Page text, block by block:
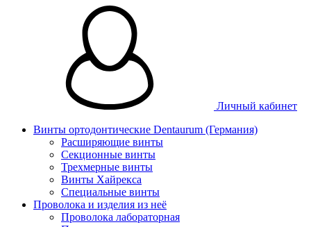
Личный кабинет
Винты ортодонтические Dentaurum (Германия)
Расширяющие винты
Секционные винты
Трехмерные винты
Винты Хайрекса
Специальные винты
Проволока и изделия из неё
Проволока лабораторная